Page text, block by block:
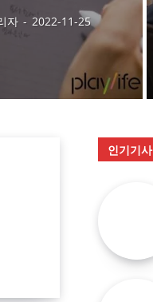
자 - 2022-11-25
인기기사